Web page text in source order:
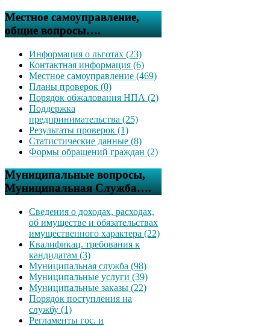
Местное самоуправление,
общие вопросы….
Информация о льготах (23)
Контактная информация (6)
Местное самоуправление (469)
Планы проверок (0)
Порядок обжалования НПА (2)
Поддержка
предпринимательства (25)
Результаты проверок (1)
Статистические данные (8)
Формы обращений граждан (2)
Муниципальные вопросы,
Муниципальная Служба….
Сведения о доходах, расходах,
об имуществе и обязательствах
имущественного характера (22)
Квалификац. требования к
кандидатам (3)
Муниципальная служба (98)
Муниципальные услуги (39)
Муниципальные заказы (22)
Порядок поступления на
службу (1)
Регламенты гос. и